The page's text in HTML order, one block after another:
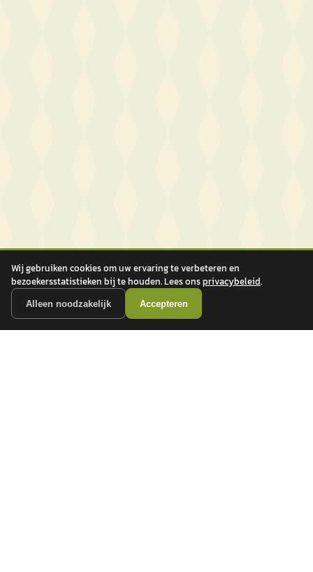
Wij gebruiken cookies om uw ervaring te verbeteren en
bezoekersstatistieken bij te houden. Lees onsprivacybeleid.
Alleen noodzakelijk Accepteren